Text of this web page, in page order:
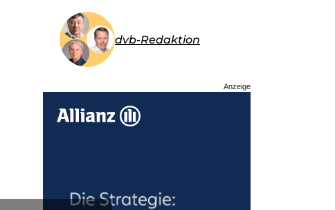
dvb-Redaktion
Anzeige